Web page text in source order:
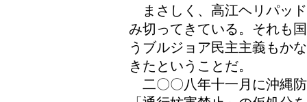
まさしく、高江ヘリパッ
み切ってきている。それも
うブルジョア民主主義もか
きたということだ。
二〇〇八年十一月に沖縄